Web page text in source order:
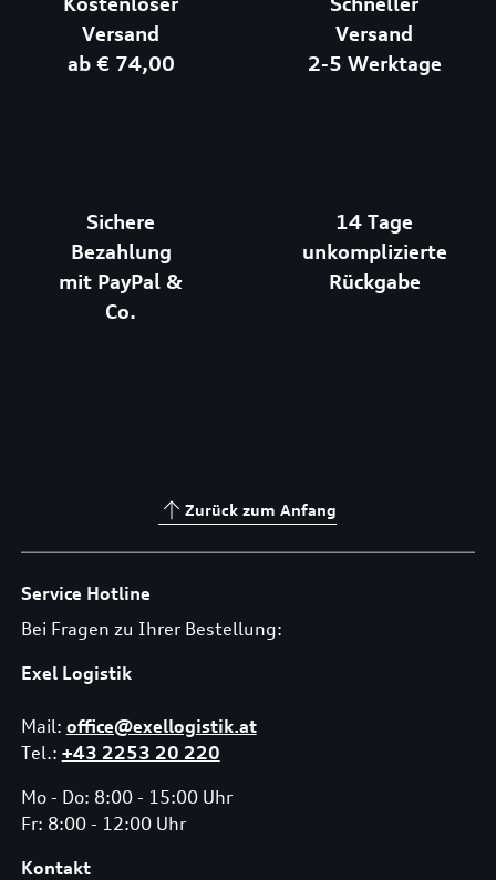
Versand
ab € 74,00
Versand
2-5 Werktage
Sichere
Bezahlung
mit PayPal &
Co.
14 Tage
unkomplizierte
Rückgabe
Zurück zum Anfang
Service Hotline
Bei Fragen zu Ihrer Bestellung:
Exel Logistik
Mail: office@exellogistik.at
Tel.: +43 2253 20 220
Mo - Do: 8:00 - 15:00 Uhr
Fr: 8:00 - 12:00 Uhr
Kontakt